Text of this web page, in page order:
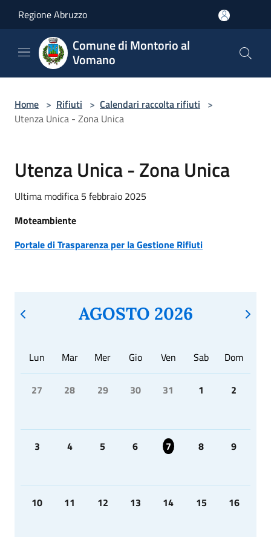
Regione Abruzzo
Comune di Montorio al
Vomano
Home > Rifiuti > Calendari raccolta rifiuti >
Utenza Unica - Zona Unica
Utenza Unica - Zona Unica
Ultima modifica 5 febbraio 2025
Moteambiente
Portale di Trasparenza per la Gestione Rifiuti
AGOSTO 2026
Lun Mar Mer Gio Ven Sab Dom
27 28 29 30 31 1 2
3 4 5 6 7 8 9
10 11 12 13 14 15 16